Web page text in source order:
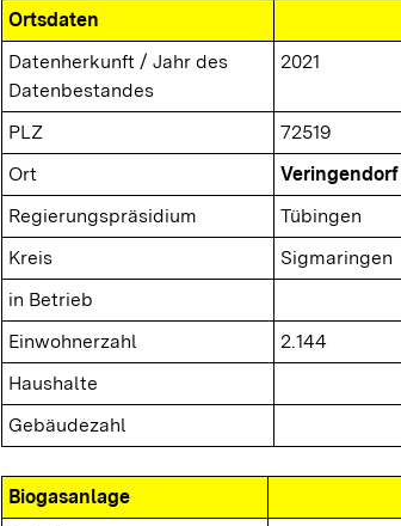
Ortsdaten
Datenherkunft / Jahr des
Datenbestandes
2021
PLZ
72519
Ort
Veringendorf
Regierungspräsidium
Tübingen
Kreis
Sigmaringen
in Betrieb
Einwohnerzahl
2.144
Haushalte
Gebäudezahl
Biogasanlage